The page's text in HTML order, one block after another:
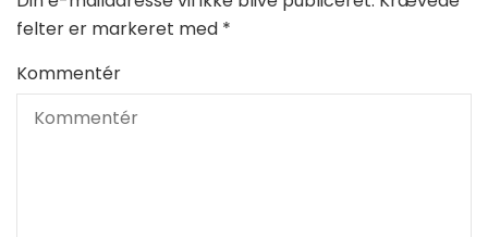
felter er markeret med *
Kommentér